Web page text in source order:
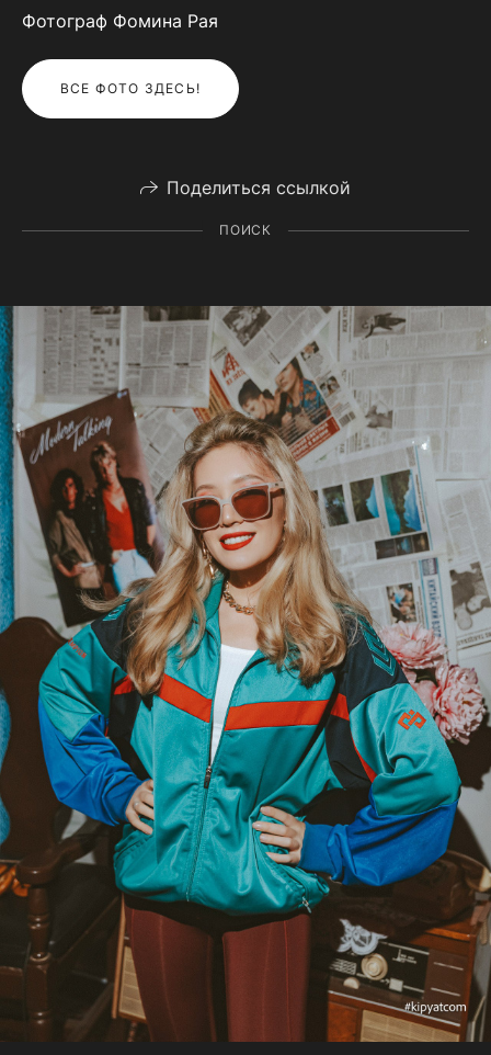
Фотограф Фомина Рая
ВСЕ ФОТО ЗДЕСЬ!
Поделиться ссылкой
ПОИСК